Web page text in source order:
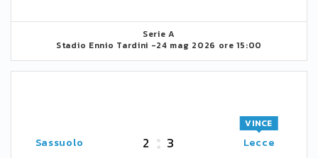
Serie A
Stadio Ennio Tardini -24 mag 2026 ore 15:00
Sassuolo 2 3 Lecce
VINCE